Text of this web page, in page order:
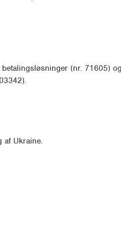
(nr. 71605) og
af Ukraine.